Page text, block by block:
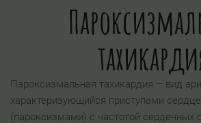
Пароксизмальная тахикардия – вид
характеризующийся приступами
(пароксизмами) с частотой сердечных